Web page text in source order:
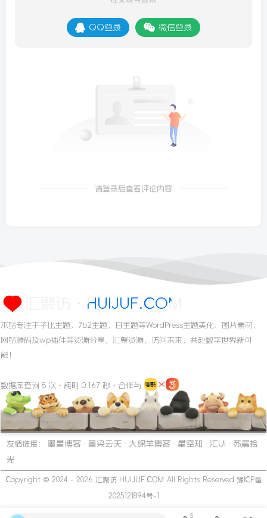
QQ登录 微信登录
请登录后查看评论内容
汇聚访・HUIJUF.COM
本站专注于子比主题，7b2主题，日主题等WordPress主题美化、图片素材、
网站源码及wp插件等资源分享，汇聚资源，访问未来，共赴数字世界新可
能！
数据库查询 8 次・耗时 0.167 秒・合作与
友情链接： 墨星博客 · 墨染云天 · 大绵羊博客 · 星空知 · 汇Ui · 苏晨拾
光
Copyright © 2024 - 2026 汇聚访 HUIJUF.COM All Rights Reserved 豫ICP备
2025121894号-1
5